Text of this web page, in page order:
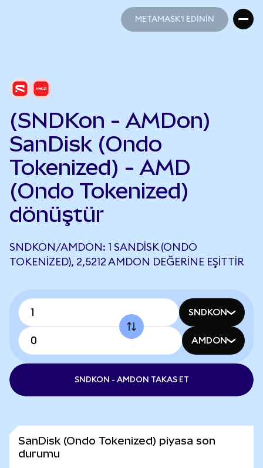
METAMASK'I EDİNİN
(SNDKon - AMDon)
SanDisk (Ondo
Tokenized) - AMD
(Ondo Tokenized)
dönüştür
SNDKON/AMDON: 1 SANDISK (ONDO
TOKENIZED), 2,5212 AMDON DEĞERINE EŞITTIR
SNDKON
AMDON
SNDKON - AMDON TAKAS ET
SanDisk (Ondo Tokenized) piyasa son
durumu